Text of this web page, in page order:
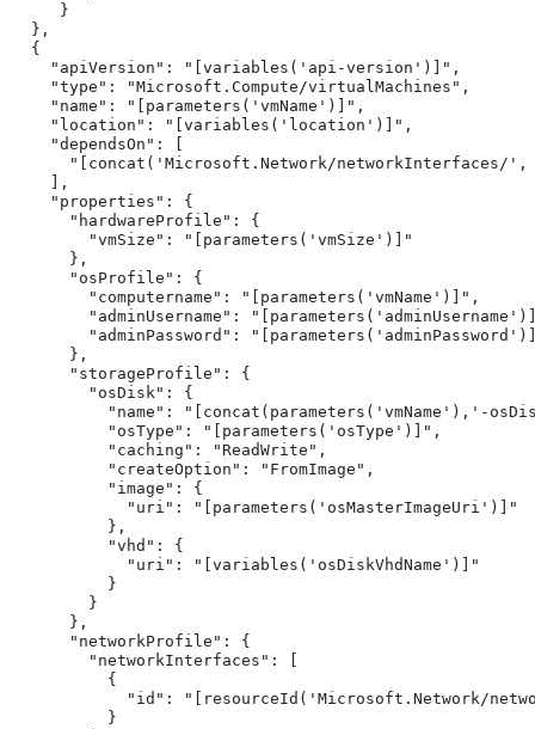
     }
  },
  {
    "apiVersion": "[variables('api-version')]",
    "type": "Microsoft.Compute/virtualMachines",
    "name": "[parameters('vmName')]",
    "location": "[variables('location')]",
    "dependsOn": [
"[concat('Microsoft.Network/networkInterfaces/
    ],
    "properties": {
      "hardwareProfile": {
        "vmSize": "[parameters('vmSize')]"
      },
      "osProfile": {
        "computername": "[parameters('vmName')]",
"adminUsername":
"adminPassword":
      },
      "storageProfile": {
        "osDisk": {
"name": "[concat(parameters('vmName'),'-
          "osType": "[parameters('osType')]",
          "caching": "ReadWrite",
          "createOption": "FromImage",
          "image": {
            "uri": "[parameters('osMasterImageUri')]"
          },
          "vhd": {
            "uri": "[variables('osDiskVhdName')]"
          }
        }
      },
      "networkProfile": {
        "networkInterfaces": [
          {
"id": "[resourceId('Microsoft.Network/
          }